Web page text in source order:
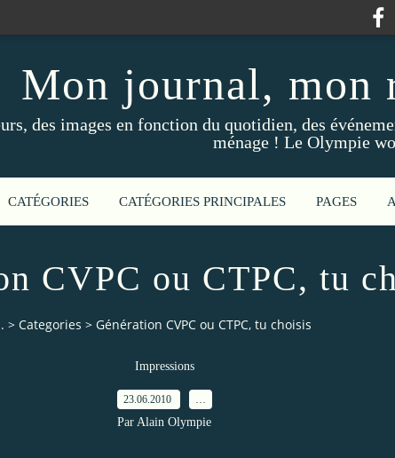
Mon journal, mon
des images en fonction du quotidien, des
ménage ! Le Olympie
CATÉGORIES CATÉGORIES PRINCIPALES PAGES
CVPC ou CTPC, tu
> Categories > Génération CVPC ou CTPC, tu choisis
Impressions
23.06.2010
Par Alain Olympie